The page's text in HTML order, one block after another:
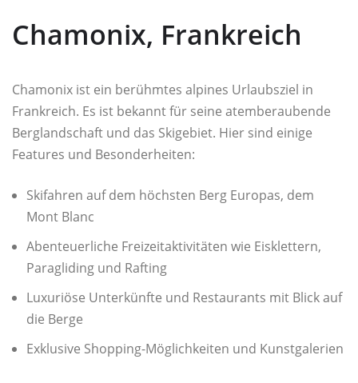
Chamonix, Frankreich
Chamonix ist ein berühmtes alpines Urlaubsziel in
Frankreich. Es ist bekannt für seine atemberaubende
Berglandschaft und das Skigebiet. Hier sind einige
Features und Besonderheiten:
Skifahren auf dem höchsten Berg Europas, dem
Mont Blanc
Abenteuerliche Freizeitaktivitäten wie Eisklettern,
Paragliding und Rafting
Luxuriöse Unterkünfte und Restaurants mit Blick auf
die Berge
Exklusive Shopping-Möglichkeiten und Kunstgalerien